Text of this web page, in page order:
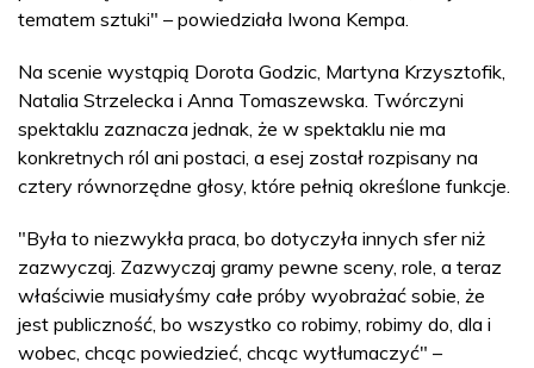
tematem sztuki" – powiedziała Iwona Kempa.
Na scenie wystąpią Dorota Godzic, Martyna Krzysztofik,
Natalia Strzelecka i Anna Tomaszewska. Twórczyni
spektaklu zaznacza jednak, że w spektaklu nie ma
konkretnych ról ani postaci, a esej został rozpisany na
cztery równorzędne głosy, które pełnią określone funkcje.
"Była to niezwykła praca, bo dotyczyła innych sfer niż
zazwyczaj. Zazwyczaj gramy pewne sceny, role, a teraz
właściwie musiałyśmy całe próby wyobrażać sobie, że
jest publiczność, bo wszystko co robimy, robimy do, dla i
wobec, chcąc powiedzieć, chcąc wytłumaczyć" –